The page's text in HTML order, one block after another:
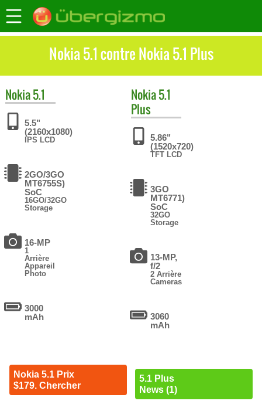
Nokia 5.1 contre Nokia 5.1 Plus
Nokia5.1
5.5"
(2160x1080)
IPS LCD
2GO/3GO
MT6755S)
SoC
16GO/32GO
Storage
16-MP
1
Arrière
Appareil
Photo
3000
mAh
Nokia 5.1 Prix
$179. Chercher
Nokia5.1
Plus
5.86"
(1520x720)
TFT LCD
3GO
MT6771)
SoC
32GO
Storage
13-MP,
f/2
2 Arrière
Cameras
3060
mAh
5.1 Plus
News (1)